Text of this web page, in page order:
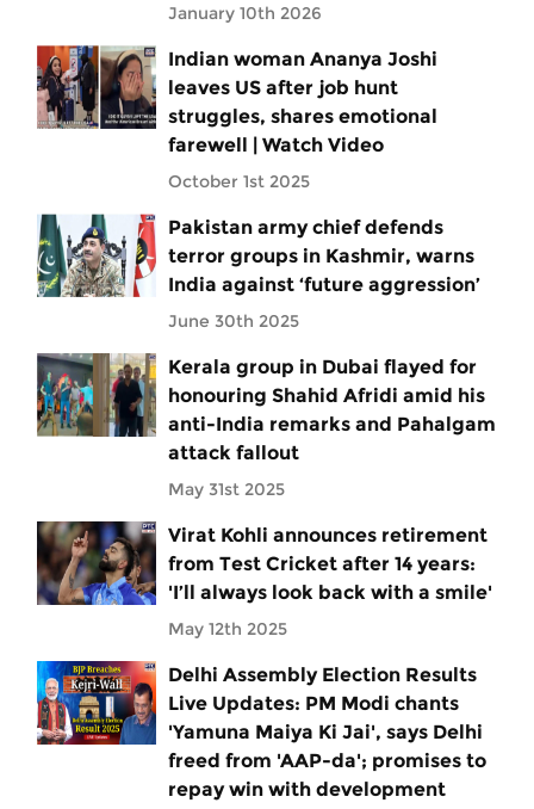
January 10th 2026
Indian woman Ananya Joshi
leaves US after job hunt
struggles, shares emotional
farewell | Watch Video
October 1st 2025
Pakistan army chief defends
terror groups in Kashmir, warns
India against ‘future aggression’
June 30th 2025
Kerala group in Dubai flayed for
honouring Shahid Afridi amid his
anti-India remarks and Pahalgam
attack fallout
May 31st 2025
Virat Kohli announces retirement
from Test Cricket after 14 years:
'I’ll always look back with a smile'
May 12th 2025
Delhi Assembly Election Results
Live Updates: PM Modi chants
'Yamuna Maiya Ki Jai', says Delhi
freed from 'AAP-da'; promises to
repay win with development